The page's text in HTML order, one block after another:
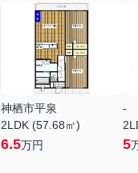
神栖市平泉
2LDK (57.68㎡)
6.5万円
-
5